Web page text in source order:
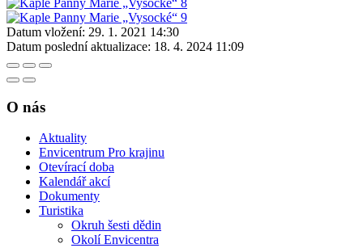
Datum vložení: 29. 1. 2021 14:30
Datum poslední aktualizace: 18. 4. 2024 11:09
O nás
Aktuality
Envicentrum Pro krajinu
Otevírací doba
Kalendář akcí
Dokumenty
Turistika
Okruh šesti dědin
Okolí Envicentra